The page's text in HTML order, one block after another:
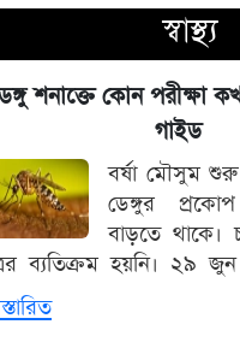
স্বর্ণ কিনবেন আজ? দেখে
সর্বশেষ দর
৫ আগস্ট সব
কর্মসূচির নির্দেশ
স্বর্ণের সঙ্গে বাড়ল রুপা,
প্যালাডিয়াম
স্বাস্থ্য
শনাক্তে কোন পরীক্ষা
গাইড
বর্ষা মৌসুম শুরু
ডেঙ্গুর
বাড়তে
ব্যতিক্রম হয়নি। ২৯